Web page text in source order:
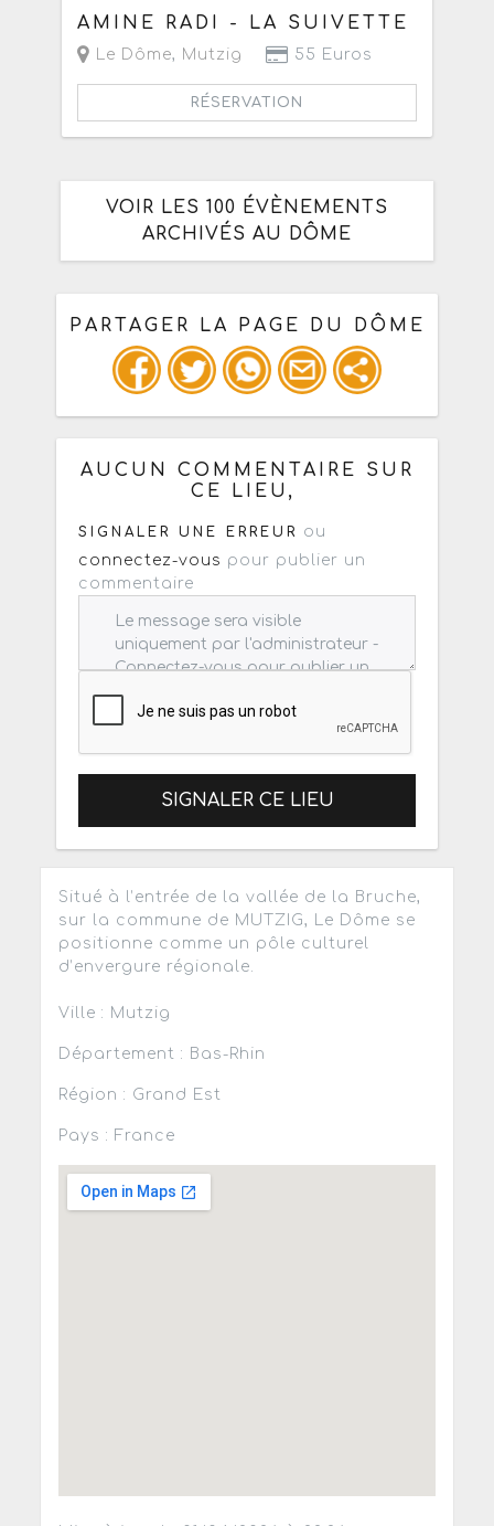
AMINE RADI - LA SUIVETTE
Le Dôme, Mutzig 55 Euros
RÉSERVATION
VOIR LES 100 ÉVÈNEMENTS
ARCHIVÉS AU DÔME
PARTAGER LA PAGE DU DÔME
Ou copiez les infos ci-dessous pour
un : mail / forum / réseau social
AUCUN COMMENTAIRE SUR
CE LIEU,
SIGNALER UNE ERREUR
ou
connectez-vous pour publier un
commentaire
SIGNALER CE LIEU
Situé à l’entrée de la vallée de la Bruche,
sur la commune de MUTZIG, Le Dôme se
positionne comme un pôle culturel
d’envergure régionale.
Ville : Mutzig
Département : Bas-Rhin
Région : Grand Est
Pays : France